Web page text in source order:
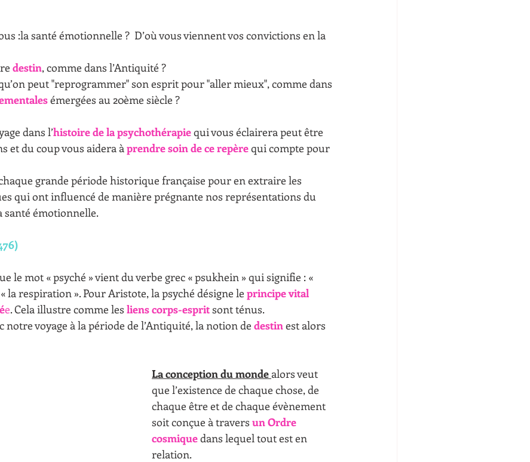
:la santé émotionnelle ?  D’où vous viennent vos convictions en la
destin, comme dans l’Antiquité ?
peut "reprogrammer" son esprit pour "aller mieux", comme dans
émergées au 20ème siècle ?
dans l’histoire de la psychothérapie qui vous éclairera peut être
et du coup vous aidera à prendre soin de ce repère qui compte pour
qui ont influencé de manière prégnante nos représentations du
santé émotionnelle.
le mot « psyché » vient du verbe grec « psukhein » qui signifie : «
la respiration ». Pour Aristote, la psyché désigne le principe vital
e. Cela illustre comme les liens corps-esprit sont ténus.
voyage à la période de l’Antiquité, la notion de destin est alors
La conception du monde alors veut
que l’existence de chaque chose, de
chaque être et de chaque évènement
soit conçue à travers un Ordre
cosmique dans lequel tout est en
relation.